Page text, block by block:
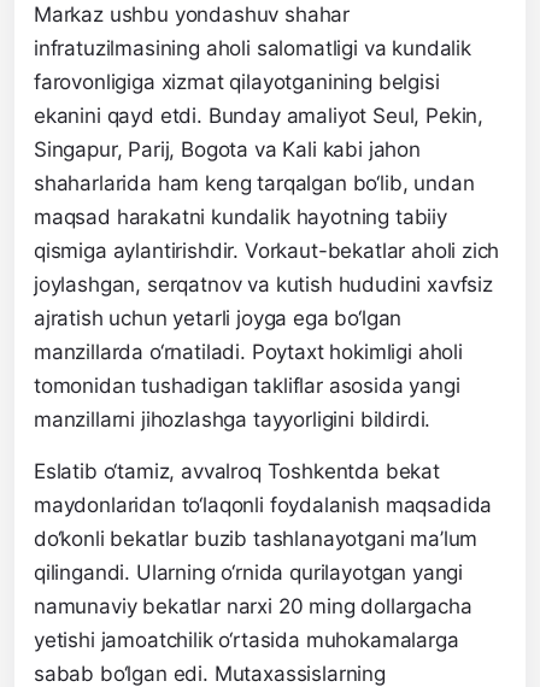
Markaz ushbu yondashuv shahar
infratuzilmasining aholi salomatligi va kundalik
farovonligiga xizmat qilayotganining belgisi
ekanini qayd etdi. Bunday amaliyot Seul, Pekin,
Singapur, Parij, Bogota va Kali kabi jahon
shaharlarida ham keng tarqalgan bo‘lib, undan
maqsad harakatni kundalik hayotning tabiiy
qismiga aylantirishdir. Vorkaut-bekatlar aholi zich
joylashgan, serqatnov va kutish hududini xavfsiz
ajratish uchun yetarli joyga ega bo‘lgan
manzillarda o‘rnatiladi. Poytaxt hokimligi aholi
tomonidan tushadigan takliflar asosida yangi
manzillarni jihozlashga tayyorligini bildirdi.
Eslatib o‘tamiz, avvalroq Toshkentda bekat
maydonlaridan to‘laqonli foydalanish maqsadida
do‘konli bekatlar buzib tashlanayotgani ma’lum
qilingandi. Ularning o‘rnida qurilayotgan yangi
namunaviy bekatlar narxi 20 ming dollargacha
yetishi jamoatchilik o‘rtasida muhokamalarga
sabab bo‘lgan edi. Mutaxassislarning